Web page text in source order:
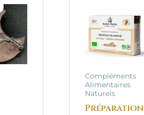
:
prix
actuel
est :
11.85€.
Compléments
Alimentaires
Naturels
Préparation